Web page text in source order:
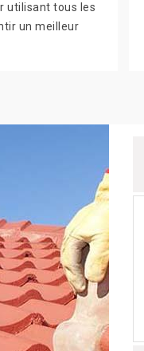
utilisant tous les
un meilleur